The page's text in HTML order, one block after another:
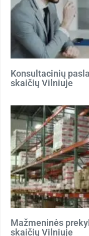
Konsultacinių
skaičių Vilniuje
Mažmeninės
skaičių Vilniuje